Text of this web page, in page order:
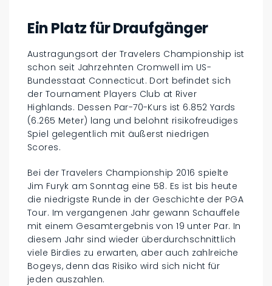
Ein Platz für Draufgänger
Austragungsort der Travelers Championship ist
schon seit Jahrzehnten Cromwell im US-
Bundesstaat Connecticut. Dort befindet sich
der Tournament Players Club at River
Highlands. Dessen Par-70-Kurs ist 6.852 Yards
(6.265 Meter) lang und belohnt risikofreudiges
Spiel gelegentlich mit äußerst niedrigen
Scores.
Bei der Travelers Championship 2016 spielte
Jim Furyk am Sonntag eine 58. Es ist bis heute
die niedrigste Runde in der Geschichte der PGA
Tour. Im vergangenen Jahr gewann Schauffele
mit einem Gesamtergebnis von 19 unter Par. In
diesem Jahr sind wieder überdurchschnittlich
viele Birdies zu erwarten, aber auch zahlreiche
Bogeys, denn das Risiko wird sich nicht für
jeden auszahlen.